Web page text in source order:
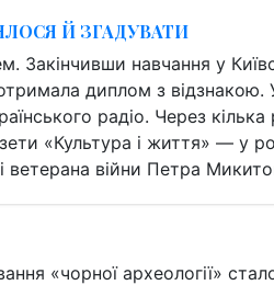
Й ЗГАДУВАТИ
Закінчивши навчання у
диплом з відзнакою.
радіо. Через кілька
«Культура і життя» — у
ветерана війни Петра
«чорної археології»